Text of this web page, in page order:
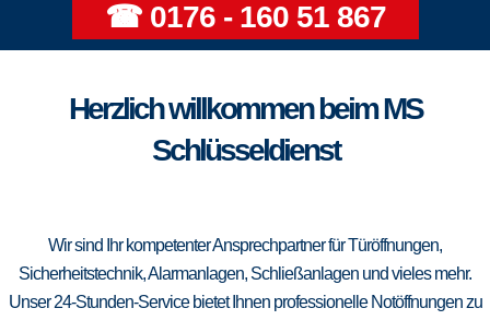
☎ 0176 - 160 51 867
Herzlich willkommen beim MS
Schlüsseldienst
Wir sind Ihr kompetenter Ansprechpartner für Türöffnungen,
Sicherheitstechnik, Alarmanlagen, Schließanlagen und vieles mehr.
Unser 24-Stunden-Service bietet Ihnen professionelle Notöffnungen zu